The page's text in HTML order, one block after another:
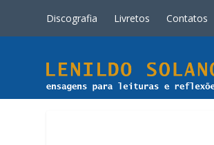
Discografia Livretos Contatos